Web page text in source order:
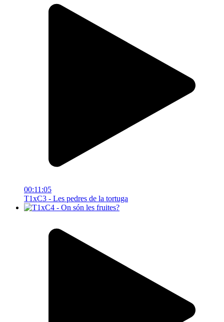
00:11:05
T1xC3 - Les pedres de la tortuga